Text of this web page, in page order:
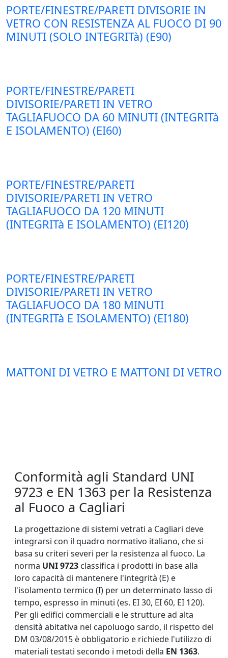
PORTE/FINESTRE/PARETI DIVISORIE IN
VETRO CON RESISTENZA AL FUOCO DI 90
MINUTI (SOLO INTEGRITà) (E90)
PORTE/FINESTRE/PARETI
DIVISORIE/PARETI IN VETRO
TAGLIAFUOCO DA 60 MINUTI (INTEGRITà
E ISOLAMENTO) (EI60)
PORTE/FINESTRE/PARETI
DIVISORIE/PARETI IN VETRO
TAGLIAFUOCO DA 120 MINUTI
(INTEGRITà E ISOLAMENTO) (EI120)
PORTE/FINESTRE/PARETI
DIVISORIE/PARETI IN VETRO
TAGLIAFUOCO DA 180 MINUTI
(INTEGRITà E ISOLAMENTO) (EI180)
MATTONI DI VETRO E MATTONI DI VETRO
Conformità agli Standard UNI
9723 e EN 1363 per la Resistenza
al Fuoco a Cagliari
La progettazione di sistemi vetrati a Cagliari deve
integrarsi con il quadro normativo italiano, che si
basa su criteri severi per la resistenza al fuoco. La
norma UNI 9723 classifica i prodotti in base alla
loro capacità di mantenere l'integrità (E) e
l'isolamento termico (I) per un determinato lasso di
tempo, espresso in minuti (es. EI 30, EI 60, EI 120).
Per gli edifici commerciali e le strutture ad alta
densità abitativa nel capoluogo sardo, il rispetto del
DM 03/08/2015 è obbligatorio e richiede l'utilizzo di
materiali testati secondo i metodi della EN 1363.